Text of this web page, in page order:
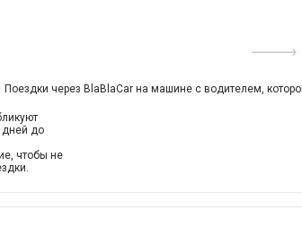
Поездки через BlaBlaCar на машине с водителем,
дней до
чтобы не